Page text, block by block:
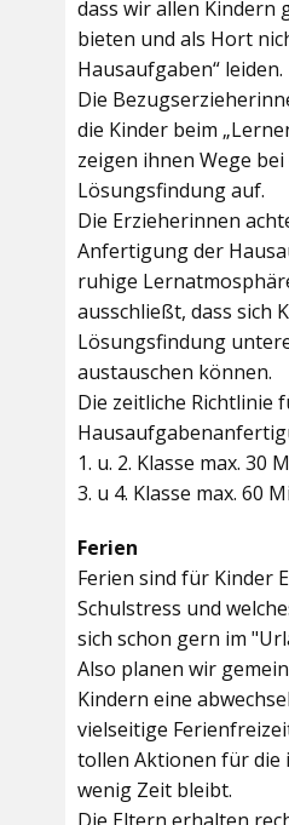
dass wir allen Kindern
bieten und als Hort
Hausaufgaben“ leiden.
Die
die Kinder beim
zeigen ihnen Wege
Lösungsfindung auf.
Die Erzieherinnen
Anfertigung der
ruhige
ausschließt, dass sich
Lösungsfindung
austauschen können.
Die zeitliche Richtlinie
1. u. 2. Klasse max. 30
3. u 4. Klasse max. 60
Ferien
Ferien sind für Kinder
Schulstress und
sich schon gern im
Also planen wir
Kindern eine
vielseitige
tollen Aktionen für die
wenig Zeit bleibt.